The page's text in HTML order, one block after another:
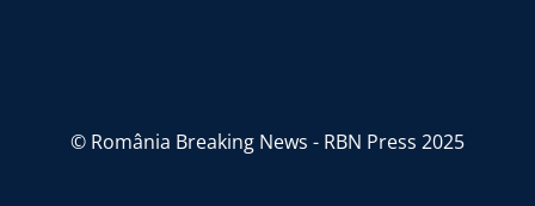
© România Breaking News - RBN Press 2025